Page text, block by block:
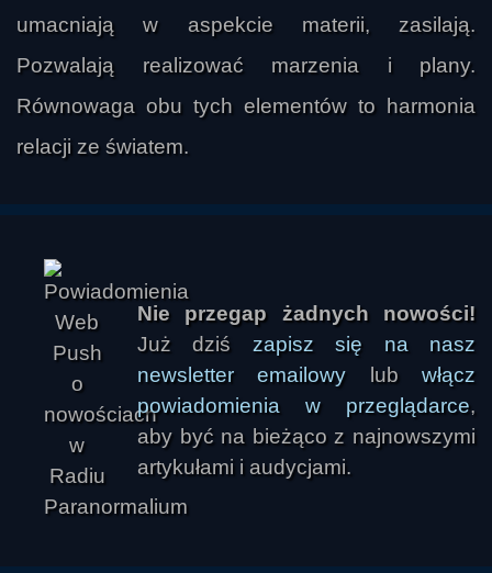
umacniają w aspekcie materii, zasilają.
Pozwalają realizować marzenia i plany.
Równowaga obu tych elementów to harmonia
relacji ze światem.
Nie przegap żadnych nowości!
Już dziś zapisz się na nasz
newsletter emailowy lubwłącz
powiadomienia w przeglądarce,
aby być na bieżąco z najnowszymi
artykułami i audycjami.